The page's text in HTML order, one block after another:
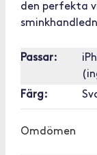
den perfekta
Passar:
Färg:
Omdömen